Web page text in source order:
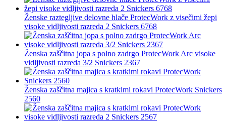
Ženske raztegljive delovne hlače ProtecWork z visečimi žepi
visoke vidljivosti razreda 2 Snickers 6768
Ženska zaščitna jopa s polno zadrgo ProtecWork Arc visoke
vidljivosti razreda 3/2 Snickers 2367
Ženska zaščitna majica s kratkimi rokavi ProtecWork Snickers
2560